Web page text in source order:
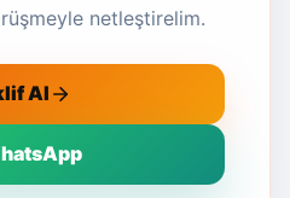
netleştirelim.
Al